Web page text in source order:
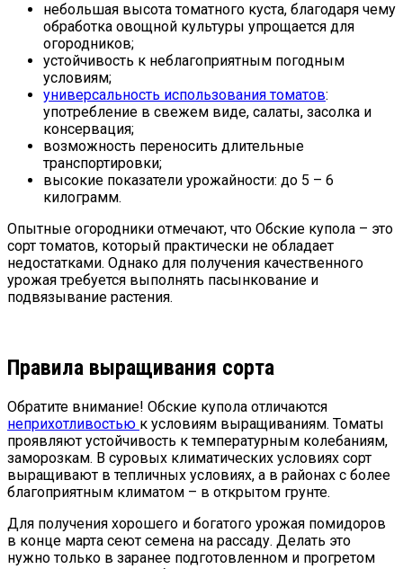
небольшая высота томатного куста, благодаря чему
обработка овощной культуры упрощается для
огородников;
устойчивость к неблагоприятным погодным
условиям;
универсальность использования томатов:
употребление в свежем виде, салаты, засолка и
консервация;
возможность переносить длительные
транспортировки;
высокие показатели урожайности: до 5 – 6
килограмм.
Опытные огородники отмечают, что Обские купола – это
сорт томатов, который практически не обладает
недостатками. Однако для получения качественного
урожая требуется выполнять пасынкование и
подвязывание растения.
Правила выращивания сорта
Обратите внимание! Обские купола отличаются
неприхотливостью к условиям выращиваниям. Томаты
проявляют устойчивость к температурным колебаниям,
заморозкам. В суровых климатических условиях сорт
выращивают в тепличных условиях, а в районах с более
благоприятным климатом – в открытом грунте.
Для получения хорошего и богатого урожая помидоров
в конце марта сеют семена на рассаду. Делать это
нужно только в заранее подготовленном и прогретом